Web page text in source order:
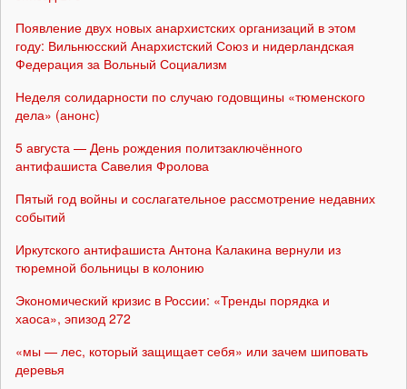
Появление двух новых анархистских организаций в этом
году: Вильнюсский Анархистский Союз и нидерландская
Федерация за Вольный Социализм
Неделя солидарности по случаю годовщины «тюменского
дела» (анонс)
5 августа — День рождения политзаключённого
антифашиста Савелия Фролова
Пятый год войны и сослагательное рассмотрение недавних
событий
Иркутского антифашиста Антона Калакина вернули из
тюремной больницы в колонию
Экономический кризис в России: «Тренды порядка и
хаоса», эпизод 272
«мы — лес, который защищает себя» или зачем шиповать
деревья